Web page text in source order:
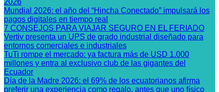
2026
Mundial 2026: el año del “Hincha Conectado” impulsará los
pagos digitales en tiempo real
7 CONSEJOS PARA VIAJAR SEGURO EN EL FERIADO
Vertiv presenta un UPS de grado industrial diseñado para
entornos comerciales e industriales
TuTi rompe el mercado: ya factura más de USD 1.000
millones y entra al exclusivo club de las gigantes del
Ecuador
Día de la Madre 2026: el 69% de los ecuatorianos afirma
preferir una experiencia como regalo, antes que uno físico